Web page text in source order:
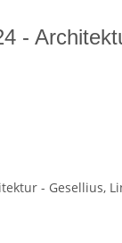
-
- Gesellius,